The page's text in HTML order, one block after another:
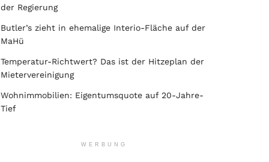
der Regierung
Butler’s zieht in ehemalige Interio-Fläche auf der
MaHü
Temperatur-Richtwert? Das ist der Hitzeplan der
Mietervereinigung
Wohnimmobilien: Eigentumsquote auf 20-Jahre-
Tief
WERBUNG